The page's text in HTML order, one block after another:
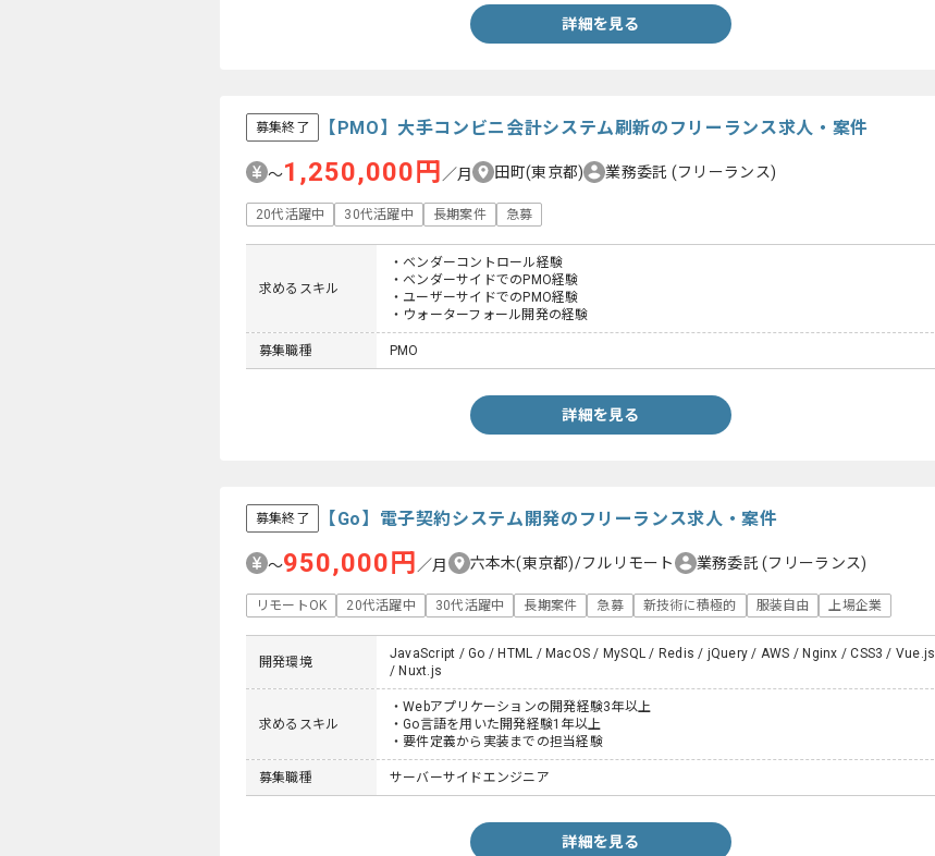
詳細を見る
募集終了 【PMO】大手コンビニ会計システム刷新のフリーランス求人・案件
〜1,250,000円 ／月 田町(東京都) 業務委託 (フリーランス)
20代活躍中 30代活躍中 長期案件 急募
求めるスキル
・ベンダーコントロール経験
・ベンダーサイドでのPMO経験
・ユーザーサイドでのPMO経験
・ウォーターフォール開発の経験
募集職種 PMO
詳細を見る
募集終了 【Go】電子契約システム開発のフリーランス求人・案件
〜950,000円 ／月 六本木(東京都)/フルリモート 業務委託(フリーランス)
リモートOK 20代活躍中 30代活躍中 長期案件 急募 新技術に積極的 服装自由 上場企業
開発環境
JavaScript / Go / HTML / MacOS / MySQL / Redis / jQuery / AWS / Nginx / CSS3 / Vue.js
/ Nuxt.js
求めるスキル
・Webアプリケーションの開発経験3年以上
・Go言語を用いた開発経験1年以上
・要件定義から実装までの担当経験
募集職種 サーバーサイドエンジニア
詳細を見る